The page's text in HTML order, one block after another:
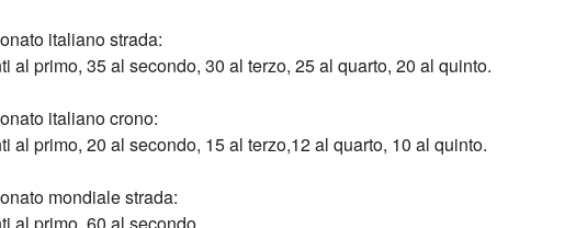
italiano strada:
al primo, 35 al secondo, 30 al terzo, 25 al quarto, 20 al quinto.
italiano crono:
al primo, 20 al secondo, 15 al terzo,12 al quarto, 10 al quinto.
mondiale strada:
al primo, 60 al secondo,